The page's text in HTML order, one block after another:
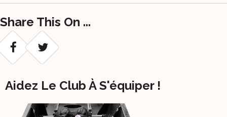
Share This On ...
Aidez Le Club À S'équiper !